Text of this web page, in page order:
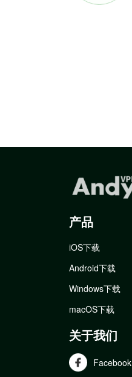
产品
iOS下载
Android下载
Windows下载
macOS下载
关于我们
Facebook